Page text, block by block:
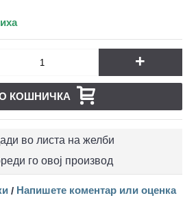
+
КОШНИЧКА
во листа на желби
го овој производ
/ Напишете коментар или оценка